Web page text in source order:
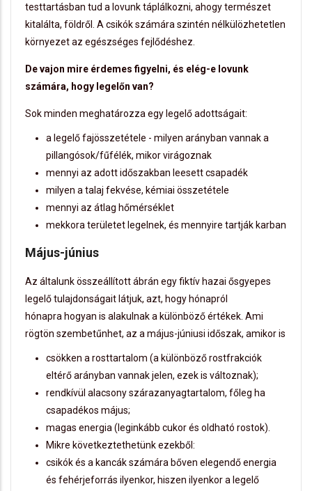
testtartásban tud a lovunk táplálkozni, ahogy természet
kitalálta, földről. A csikók számára szintén nélkülözhetetlen
környezet az egészséges fejlődéshez.
De vajon mire érdemes figyelni, és elég-e lovunk
számára, hogy legelőn van?
Sok minden meghatározza egy legelő adottságait:
a legelő fajösszetétele - milyen arányban vannak a
pillangósok/fűfélék, mikor virágoznak
mennyi az adott időszakban leesett csapadék
milyen a talaj fekvése, kémiai összetétele
mennyi az átlag hőmérséklet
mekkora területet legelnek, és mennyire tartják karban
Május-június
Az általunk összeállított ábrán egy fiktív hazai ősgyepes
legelő tulajdonságait látjuk, azt, hogy hónapról
hónapra hogyan is alakulnak a különböző értékek. Ami
rögtön szembetűnhet, az a május-júniusi időszak, amikor is
csökken a rosttartalom (a különböző rostfrakciók
eltérő arányban vannak jelen, ezek is változnak);
rendkívül alacsony szárazanyagtartalom, főleg ha
csapadékos május;
magas energia (leginkább cukor és oldható rostok).
Mikre következtethetünk ezekből:
csikók és a kancák számára bőven elegendő energia
és fehérjeforrás ilyenkor, hiszen ilyenkor a legelő